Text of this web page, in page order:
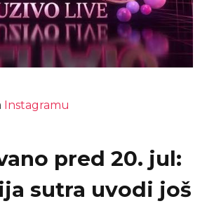
Instagramu
pred 20. jul:
sutra uvodi još